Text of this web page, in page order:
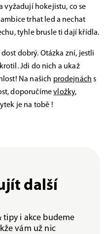
vyžadují hokejistu, co se
trhat led a nechat
tyhle brusle ti dají křídla.
dobrý. Otázka zní, jestli
Jdi do nich a ukaž
Na našich prodejnách s
doporučímevložky,
je na tobě !
další
tipy i akce budeme
vám už nic